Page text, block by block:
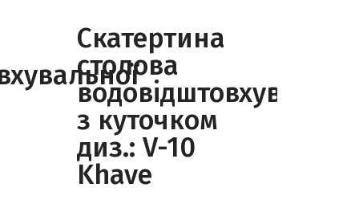
Скатертина
столова
водовідштовхувальна
з куточком
диз.: V-10
Khave